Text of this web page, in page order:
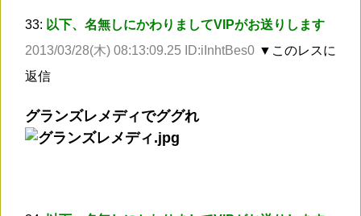
33: 以下、名無しにかわりましてVIPがお送りします
2013/03/28(木) 08:13:09.25 ID:iInhtBes0 ▼このレスに
返信
グランズレメディでググれ